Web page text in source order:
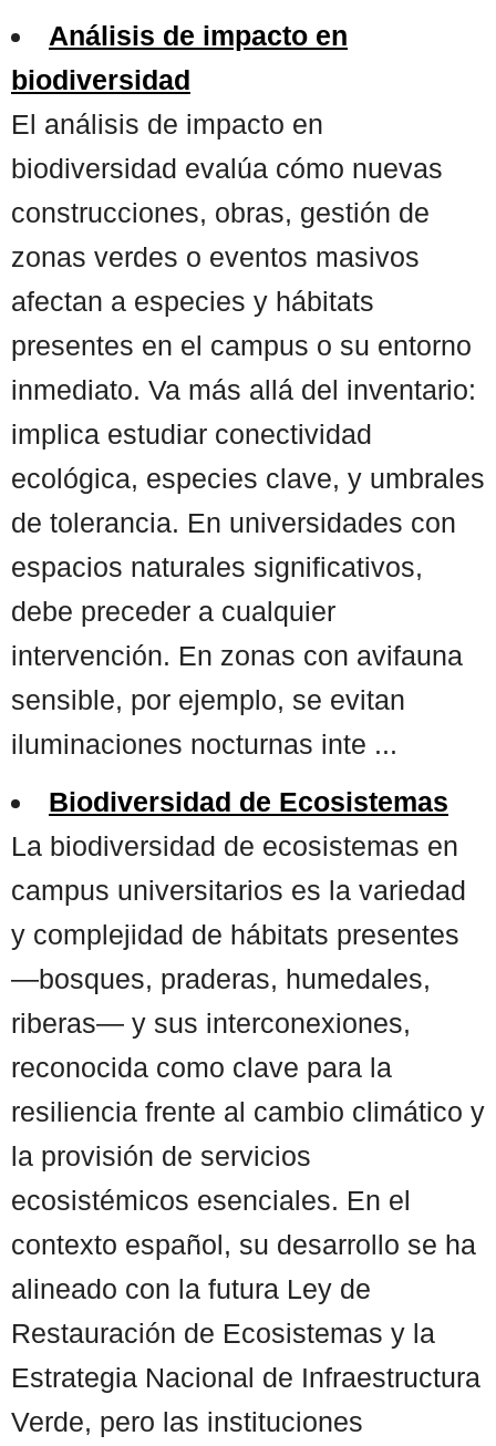
Análisis de impacto en
biodiversidad
El análisis de impacto en
biodiversidad evalúa cómo nuevas
construcciones, obras, gestión de
zonas verdes o eventos masivos
afectan a especies y hábitats
presentes en el campus o su entorno
inmediato. Va más allá del inventario:
implica estudiar conectividad
ecológica, especies clave, y umbrales
de tolerancia. En universidades con
espacios naturales significativos,
debe preceder a cualquier
intervención. En zonas con avifauna
sensible, por ejemplo, se evitan
iluminaciones nocturnas inte ...
Biodiversidad de Ecosistemas
La biodiversidad de ecosistemas en
campus universitarios es la variedad
y complejidad de hábitats presentes
—bosques, praderas, humedales,
riberas— y sus interconexiones,
reconocida como clave para la
resiliencia frente al cambio climático y
la provisión de servicios
ecosistémicos esenciales. En el
contexto español, su desarrollo se ha
alineado con la futura Ley de
Restauración de Ecosistemas y la
Estrategia Nacional de Infraestructura
Verde, pero las instituciones